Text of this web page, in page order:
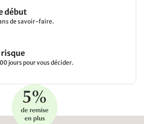
début
de savoir-faire.
risque
jours pour vous décider.